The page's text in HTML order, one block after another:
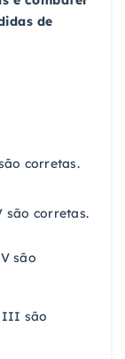
de
corretas.
são corretas.
são
III são